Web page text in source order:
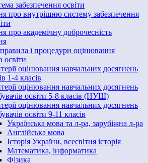
забезпечення освіти
про внутрішню систему забезпечення
про академічну доброчесність
правила і процедури оцінювання
освіти
оцінювання навчальних досягнень
1-4 класів
оцінювання навчальних досягнень
освіти 5-8 класів (НУШ)
оцінювання навчальних досягнень
освіти 9-11 класів
Українська мова та л-ра, зарубіжна л-ра
Англійська мова
Історія України, всесвітня історія
Математика, інформатика
Фізика